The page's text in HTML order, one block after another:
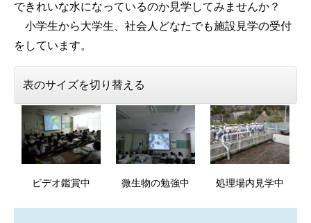
できれいな水になっているのか見学してみませんか？
小学生から大学生、社会人どなたでも施設見学の受付
をしています。
表のサイズを切り替える
ビデオ鑑賞中 微生物の勉強中 処理場内見学中